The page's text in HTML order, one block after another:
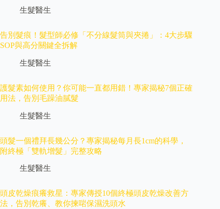
生髮醫生
告別髮痕！髮型師必修「不分線髮筒與夾捲」：4大步驟
SOP與高分關鍵全拆解
生髮醫生
護髮素如何使用？你可能一直都用錯！專家揭秘7個正確
用法，告別毛躁油膩髮
生髮醫生
頭髮一個禮拜長幾公分？專家揭秘每月長1cm的科學，
附終極「雙軌增髮」完整攻略
生髮醫生
頭皮乾燥痕癢救星：專家傳授10個終極頭皮乾燥改善方
法，告別乾癢、教你揀啱保濕洗頭水